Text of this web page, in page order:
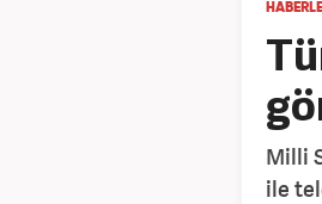
Milli
ile